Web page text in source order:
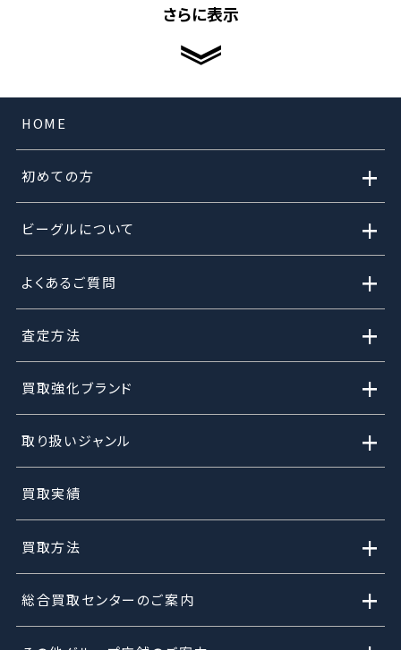
さらに表示
HOME
初めての方 +
ビーグルについて +
よくあるご質問 +
査定方法 +
買取強化ブランド +
取り扱いジャンル +
買取実績
買取方法 +
総合買取センターのご案内 +